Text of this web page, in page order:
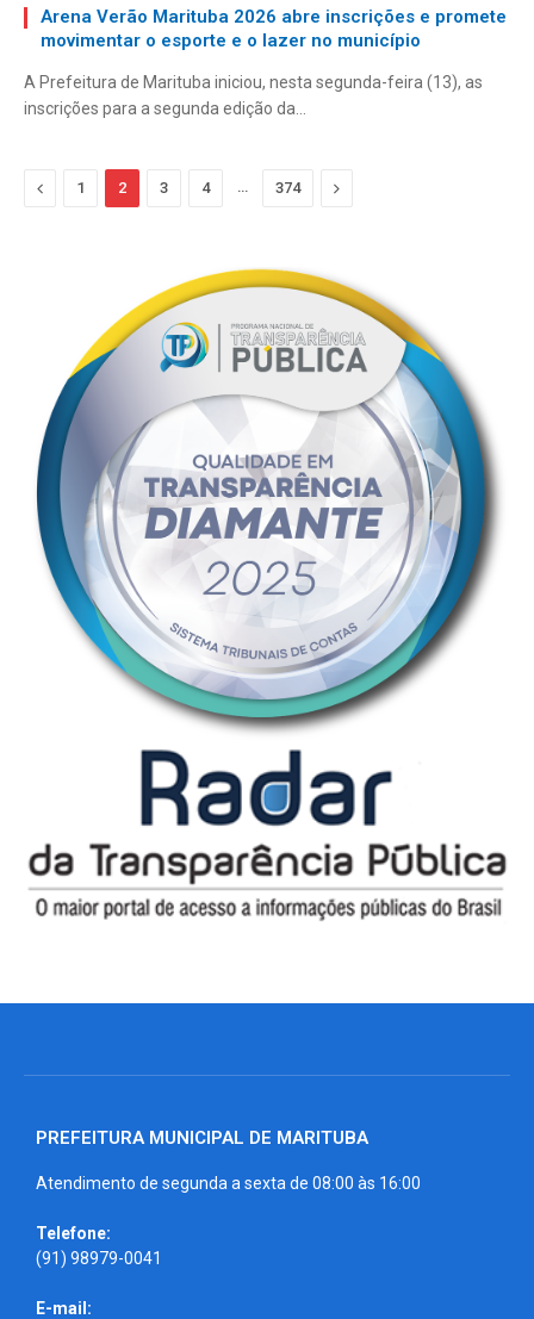
Arena Verão Marituba 2026 abre inscrições e promete
movimentar o esporte e o lazer no município
A Prefeitura de Marituba iniciou, nesta segunda-feira (13), as
inscrições para a segunda edição da…
Anterior
1 2 3 4 … 374 Proximo
PREFEITURA MUNICIPAL DE MARITUBA
Atendimento de segunda a sexta de 08:00 às 16:00
Telefone:
(91) 98979-0041
E-mail: